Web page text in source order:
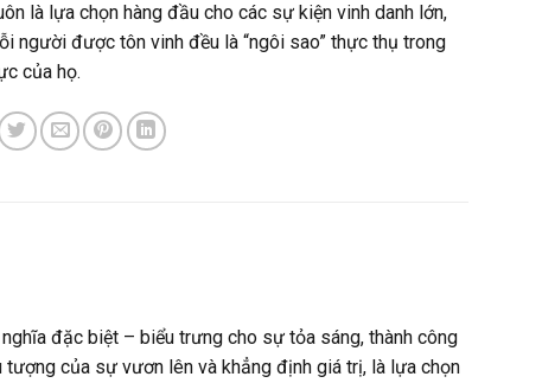
là lựa chọn hàng đầu cho các sự kiện vinh danh lớn,
người được tôn vinh đều là “ngôi sao” thực thụ trong
của họ.
đặc biệt – biểu trưng cho sự tỏa sáng, thành công
của sự vươn lên và khẳng định giá trị, là lựa chọn